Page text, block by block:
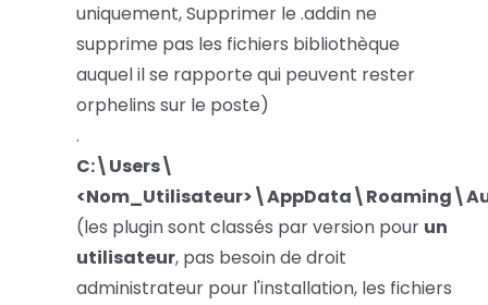
uniquement, Supprimer le .addin ne
supprime pas les fichiers bibliothèque
auquel il se rapporte qui peuvent rester
orphelins sur le poste)
.
C:\Users\
(les plugin sont classés par version pour un
utilisateur, pas besoin de droit
administrateur pour l'installation, les fichiers